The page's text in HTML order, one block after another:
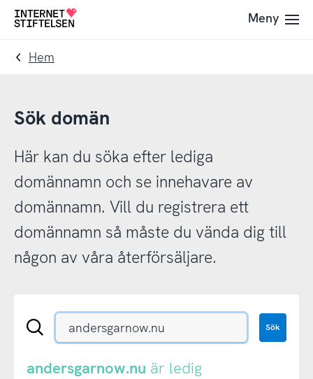
Till
navigering
Till
innehåll
Till
Meny
Hem
Sök domän
Här kan du söka efter lediga
domännamn och se innehavare av
domännamn. Vill du registrera ett
domännamn så måste du vända dig till
någon av våra återförsäljare.
Sök
eller
Sök
andersgarnow.nu är ledig